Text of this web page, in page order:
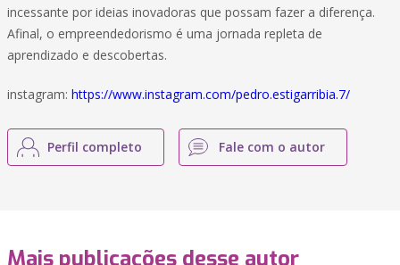
incessante por ideias inovadoras que possam fazer a diferença.
Afinal, o empreendedorismo é uma jornada repleta de
aprendizado e descobertas.
instagram: https://www.instagram.com/pedro.estigarribia.7/
Perfil completo Fale com o autor
Mais publicações desse autor